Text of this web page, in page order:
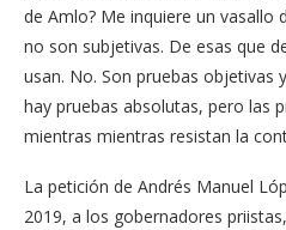
de Amlo? Me inquiere un vasallo
no son subjetivas. De esas que
usan. No. Son pruebas objetivas
hay pruebas absolutas, pero las
mientras mientras resistan la
La petición de Andrés Manuel
2019, a los gobernadores